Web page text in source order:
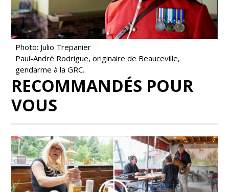
Photo: Julio Trepanier
Paul-André Rodrigue, originaire de Beauceville,
gendarme à la GRC.
RECOMMANDÉS POUR
VOUS